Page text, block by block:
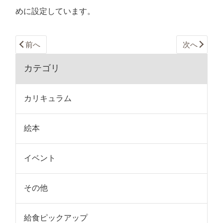
めに設定しています。
前へ 次へ
カテゴリ
カリキュラム
絵本
イベント
その他
給食ピックアップ